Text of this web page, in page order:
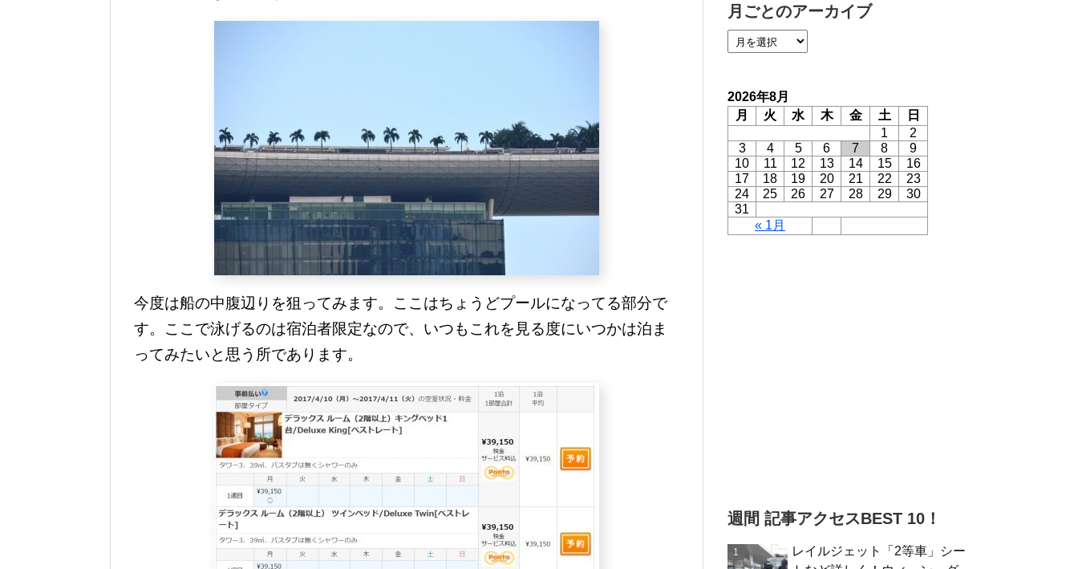
今度は船の中腹辺りを狙ってみます。ここはちょうどプールになってる部分で
す。ここで泳げるのは宿泊者限定なので、いつもこれを見る度にいつかは泊ま
ってみたいと思う所であります。
月ごとのアーカイブ
2026年8月
月
火 水 木 金 土 日
« 1月
1
2
3
4 5 6 7 8
9
10
11 12 13 14 15
16
17
18 19 20 21 22
23
24
25 26 27 28 29
30
31
週間 記事アクセスBEST 10！
レイルジェット「2等車」シー